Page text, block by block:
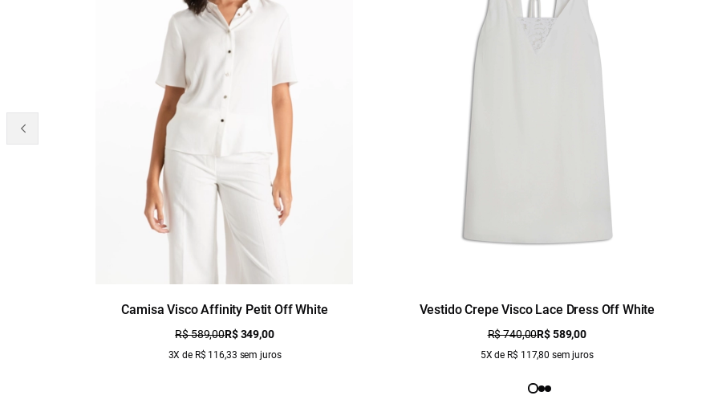
Camisa Visco Affinity Petit Off White
R$ 589,00R$ 349,00
3X de R$ 116,33 sem juros
Vestido Crepe Visco Lace Dress Off White
R$ 740,00R$ 589,00
5X de R$ 117,80 sem juros